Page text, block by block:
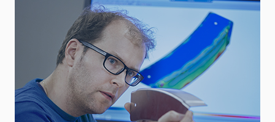
제품, 솔루션, 서비스 제공과 관련한 고품